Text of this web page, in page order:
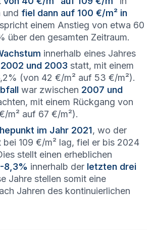
und fiel dann auf 100 €/m² in
einem Anstieg von etwa 60
über den gesamten Zeitraum.
innerhalb eines Jahres
2002 und 2003 statt, mit einem
(von 42 €/m² auf 53 €/m²).
war zwischen 2007 und
mit einem Rückgang von
m² auf 67 €/m²).
im Jahr 2021, wo der
bei 109 €/m² lag, fiel er bis 2024
stellt einen erheblichen
8,3% innerhalb der letzten drei
Jahre stellen somit eine
Jahren des kontinuierlichen